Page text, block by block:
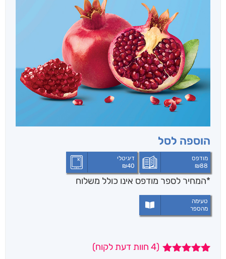
הוספה לסל
מודפס
₪88
דיגיטלי
₪40
*המחיר לספר מודפס אינו כולל משלוח
טעימה
מהספר
(
4 חוות דעת לקוח)